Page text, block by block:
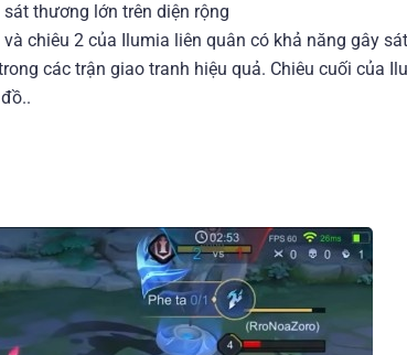
thương lớn trên diện rộng
chiêu 2 của Ilumia liên quân có khả năng gây sát
các trận giao tranh hiệu quả. Chiêu cuối của